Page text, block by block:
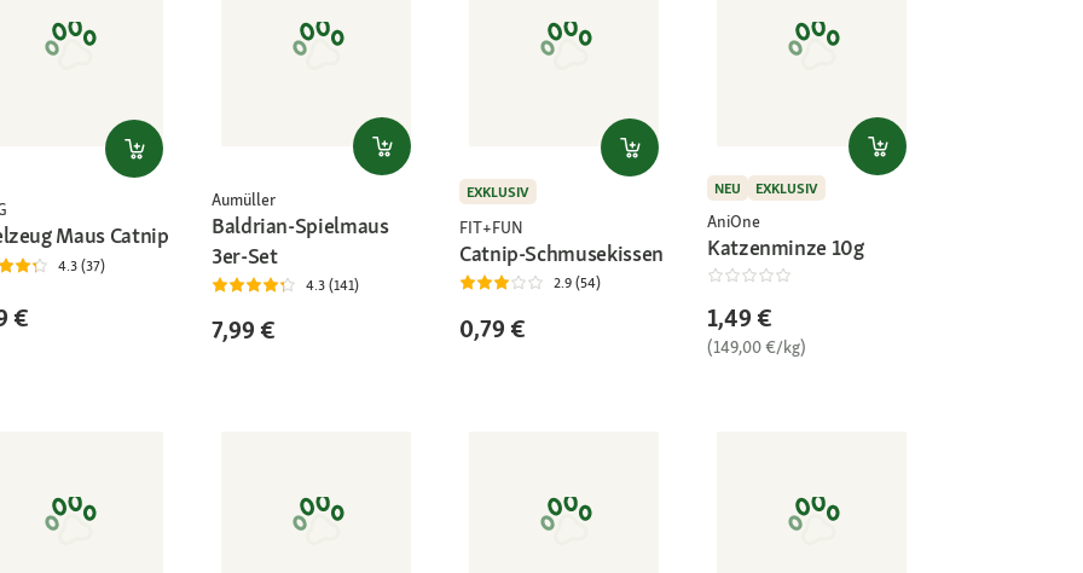
Maus Catnip
4.3 (37)
€
Aumüller
Baldrian-Spielmaus
3er-Set
4.3 (141)
7,99 €
EXKLUSIV
FIT+FUN
Catnip-Schmusekissen
2.9 (54)
0,79 €
NEU EXKLUSIV
AniOne
Katzenminze 10g
1,49 €
(149,00 €/kg)